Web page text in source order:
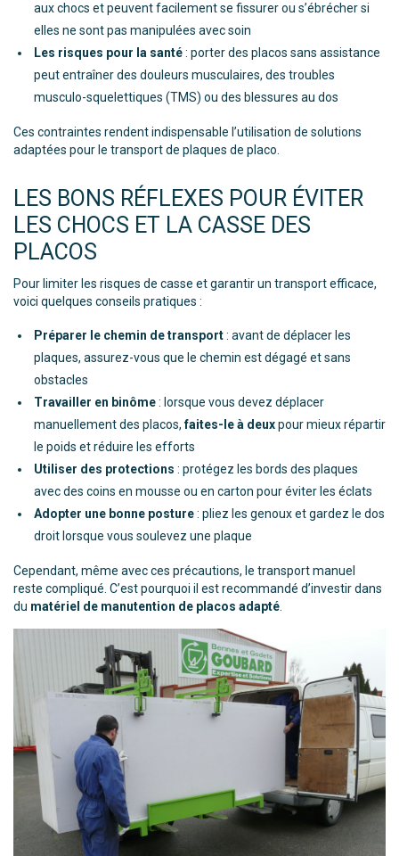
aux chocs et peuvent facilement se fissurer ou s’ébrécher si
elles ne sont pas manipulées avec soin
Les risques pour la santé: porter des placos sans assistance
peut entraîner des douleurs musculaires, des troubles
musculo-squelettiques (TMS) ou des blessures au dos
Ces contraintes rendent indispensable l’utilisation de solutions
adaptées pour le transport de plaques de placo.
LES BONS RÉFLEXES POUR ÉVITER
LES CHOCS ET LA CASSE DES
PLACOS
Pour limiter les risques de casse et garantir un transport efficace,
voici quelques conseils pratiques :
Préparer le chemin de transport: avant de déplacer les
plaques, assurez-vous que le chemin est dégagé et sans
obstacles
Travailler en binôme: lorsque vous devez déplacer
manuellement des placos,faites-le à deuxpour mieux répartir
le poids et réduire les efforts
Utiliser des protections : protégez les bords des plaques
avec des coins en mousse ou en carton pour éviter les éclats
Adopter une bonne posture: pliez les genoux et gardez le dos
droit lorsque vous soulevez une plaque
Cependant, même avec ces précautions, le transport manuel
reste compliqué. C’est pourquoi il est recommandé d’investir dans
du matériel de manutention de placos adapté